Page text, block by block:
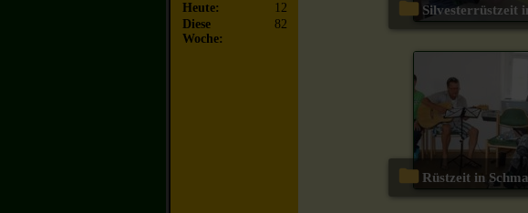
Heute:
12
Diese
Woche:
82
Silvesterrüstzeit
Rüstzeit in